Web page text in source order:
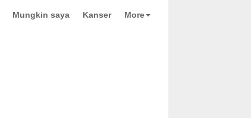
Mungkin saya Kanser More